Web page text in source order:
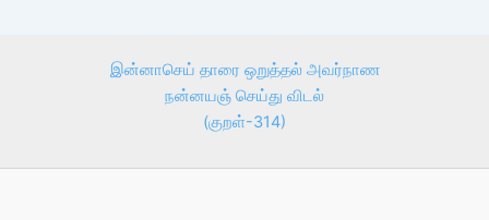
இன்னாசெய் தாரை ஒறுத்தல் அவர்நாண
நன்னயஞ் செய்து விடல்
(குறள்-314)